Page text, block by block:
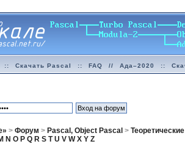
:: Скачать Pascal :: FAQ // Ада–2020 ::
> Форум > Pascal, Object Pascal >
N O P Q R S T U V W X Y Z